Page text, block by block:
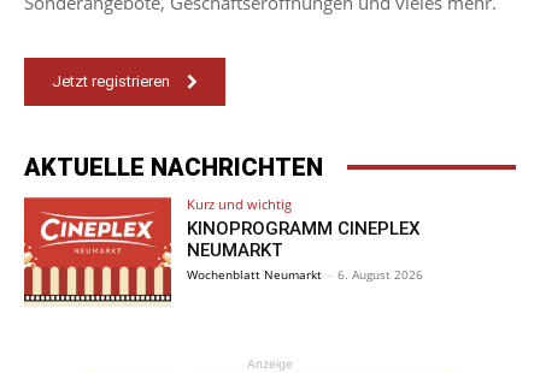
Jetzt registrieren
AKTUELLE NACHRICHTEN
Kurz und wichtig
KINOPROGRAMM CINEPLEX
NEUMARKT
Wochenblatt Neumarkt - 6. August 2026
Anzeige